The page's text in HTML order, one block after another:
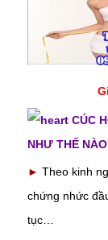
CÚC
NHƯ THẾ
► Theo kinh
chứng nhức
tục…